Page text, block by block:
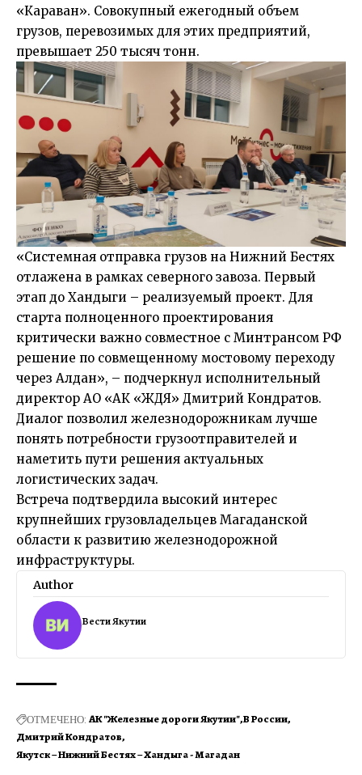
«Караван». Совокупный ежегодный объем
грузов, перевозимых для этих предприятий,
превышает 250 тысяч тонн.
«Системная отправка грузов на Нижний Бестях
отлажена в рамках северного завоза. Первый
этап до Хандыги – реализуемый проект. Для
старта полноценного проектирования
критически важно совместное с Минтрансом РФ
решение по совмещенному мостовому переходу
через Алдан», – подчеркнул исполнительный
директор АО «АК «ЖДЯ» Дмитрий Кондратов.
Диалог позволил железнодорожникам лучше
понять потребности грузоотправителей и
наметить пути решения актуальных
логистических задач.
Встреча подтвердила высокий интерес
крупнейших грузовладельцев Магаданской
области к развитию железнодорожной
инфраструктуры.
Author
Вести Якутии
ОТМЕЧЕНО: АК "Железные дороги Якутии" В России
Дмитрий Кондратов
Якутск – Нижний Бестях – Хандыга - Магадан